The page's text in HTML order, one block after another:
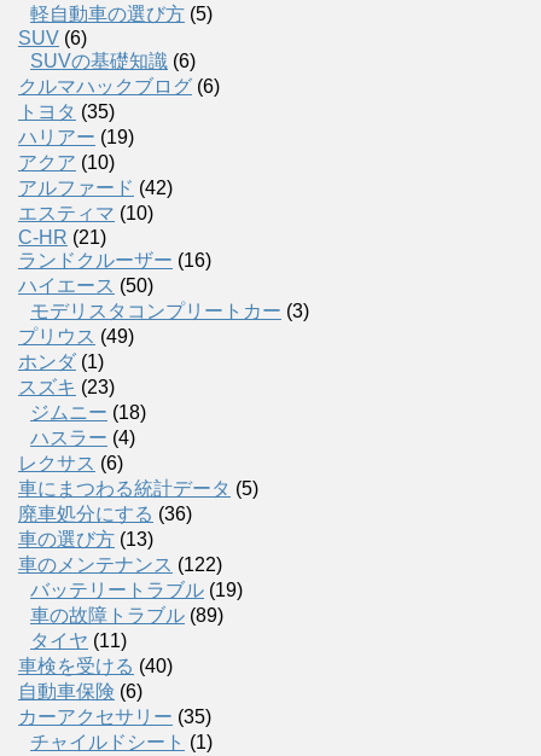
軽自動車の選び方 (5)
SUV (6)
SUVの基礎知識 (6)
クルマハックブログ (6)
トヨタ (35)
ハリアー (19)
アクア (10)
アルファード (42)
エスティマ (10)
C-HR (21)
ランドクルーザー (16)
ハイエース (50)
モデリスタコンプリートカー (3)
プリウス (49)
ホンダ (1)
スズキ (23)
ジムニー (18)
ハスラー (4)
レクサス (6)
車にまつわる統計データ (5)
廃車処分にする (36)
車の選び方 (13)
車のメンテナンス (122)
バッテリートラブル (19)
車の故障トラブル (89)
タイヤ (11)
車検を受ける (40)
自動車保険 (6)
カーアクセサリー (35)
チャイルドシート (1)